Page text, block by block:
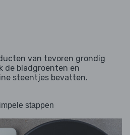
van tevoren grondig
de bladgroenten en
steentjes bevatten.
stappen